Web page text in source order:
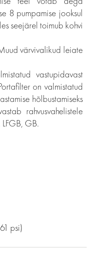
8 pumpamise jooksul
seejärel toimub kohvi
värvivalikud leiate
vastupidavast
on valmistatud
hõlbustamiseks
rahvusvahelistele
GB.
psi)